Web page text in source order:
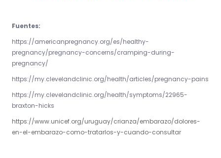
Fuentes:
https://americanpregnancy.org/es/healthy-
pregnancy/pregnancy-concerns/cramping-during-
pregnancy/
https://my.clevelandclinic.org/health/articles/pregnancy-pains
https://my.clevelandclinic.org/health/symptoms/22965-
braxton-hicks
https://www.unicef.org/uruguay/crianza/embarazo/dolores-
en-el-embarazo-como-tratarlos-y-cuando-consultar